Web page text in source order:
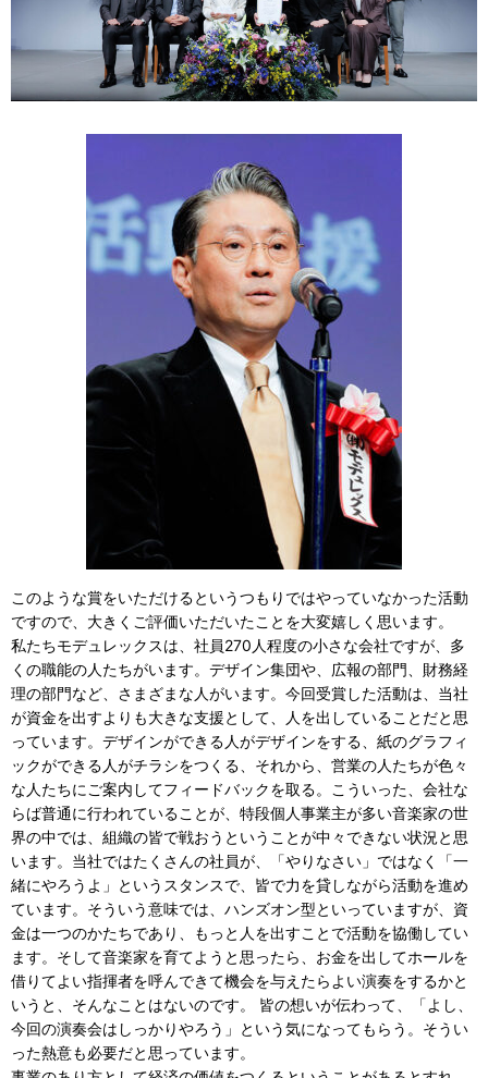
このような賞をいただけるというつもりではやっていなかった活動
ですので、大きくご評価いただいたことを大変嬉しく思います。
私たちモデュレックスは、社員270人程度の小さな会社ですが、多
くの職能の人たちがいます。デザイン集団や、広報の部門、財務経
理の部門など、さまざまな人がいます。今回受賞した活動は、当社
が資金を出すよりも大きな支援として、人を出していることだと思
っています。デザインができる人がデザインをする、紙のグラフィ
ックができる人がチラシをつくる、それから、営業の人たちが色々
な人たちにご案内してフィードバックを取る。こういった、会社な
らば普通に行われていることが、特段個人事業主が多い音楽家の世
界の中では、組織の皆で戦おうということが中々できない状況と思
います。当社ではたくさんの社員が、「やりなさい」ではなく「一
緒にやろうよ」というスタンスで、皆で力を貸しながら活動を進め
ています。そういう意味では、ハンズオン型といっていますが、資
金は一つのかたちであり、もっと人を出すことで活動を協働してい
ます。そして音楽家を育てようと思ったら、お金を出してホールを
借りてよい指揮者を呼んできて機会を与えたらよい演奏をするかと
いうと、そんなことはないのです。 皆の想いが伝わって、「よし、
今回の演奏会はしっかりやろう」という気になってもらう。そうい
った熱意も必要だと思っています。